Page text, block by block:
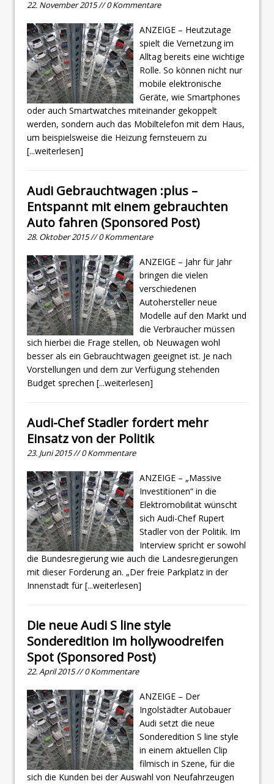
22. November 2015 // 0 Kommentare
ANZEIGE – Heutzutage
spielt die Vernetzung im
Alltag bereits eine wichtige
Rolle. So können nicht nur
mobile elektronische
Geräte, wie Smartphones
oder auch Smartwatches miteinander gekoppelt
werden, sondern auch das Mobiltelefon mit dem Haus,
um beispielsweise die Heizung fernsteuern zu
[...weiterlesen]
Audi Gebrauchtwagen :plus –
Entspannt mit einem gebrauchten
Auto fahren (Sponsored Post)
28. Oktober 2015 // 0 Kommentare
ANZEIGE – Jahr für Jahr
bringen die vielen
verschiedenen
Autohersteller neue
Modelle auf den Markt und
die Verbraucher müssen
sich hierbei die Frage stellen, ob Neuwagen wohl
besser als ein Gebrauchtwagen geeignet ist. Je nach
Vorstellungen und dem zur Verfügung stehenden
Budget sprechen [...weiterlesen]
Audi-Chef Stadler fordert mehr
Einsatz von der Politik
23. Juni 2015 // 0 Kommentare
ANZEIGE – „Massive
Investitionen“ in die
Elektromobilität wünscht
sich Audi-Chef Rupert
Stadler von der Politik. Im
Interview spricht er sowohl
die Bundesregierung wie auch die Landesregierungen
mit dieser Forderung an. „Der freie Parkplatz in der
Innenstadt für[...weiterlesen]
Die neue Audi S line style
Sonderedition im hollywoodreifen
Spot (Sponsored Post)
22. April 2015 // 0 Kommentare
ANZEIGE – Der
Ingolstädter Autobauer
Audi setzt die neue
Sonderedition S line style
in einem aktuellen Clip
filmisch in Szene, für die
sich die Kunden bei der Auswahl von Neufahrzeugen